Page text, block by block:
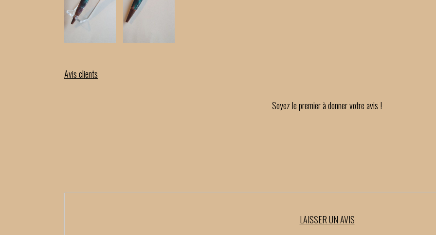
Avis clients
Soyez le premier à donner votre avis !
LAISSER UN AVIS